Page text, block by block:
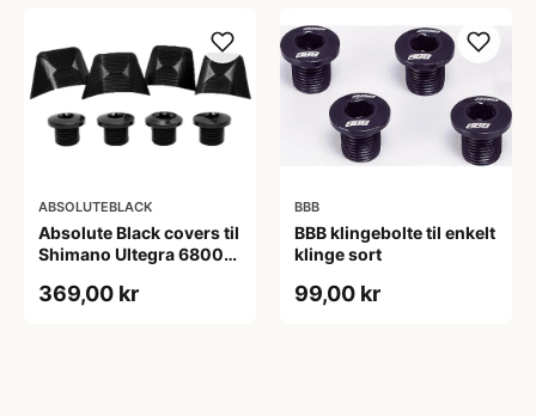
ABSOLUTEBLACK
Absolute Black covers til
Shimano Ultegra 6800
369,00 kr
BBB
BBB klingebolte til enkelt
klinge sort
99,00 kr